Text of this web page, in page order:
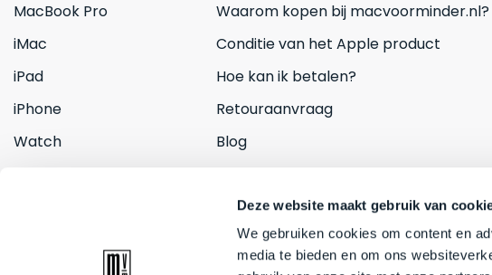
Deze website maakt gebruik van
We gebruiken cookies om content en
media te bieden en om ons
MacBook Pro
iMac
iPad
iPhone
Watch
Waarom kopen bij macvoorminder.nl?
Conditie van het Apple product
Hoe kan ik betalen?
Retouraanvraag
Blog